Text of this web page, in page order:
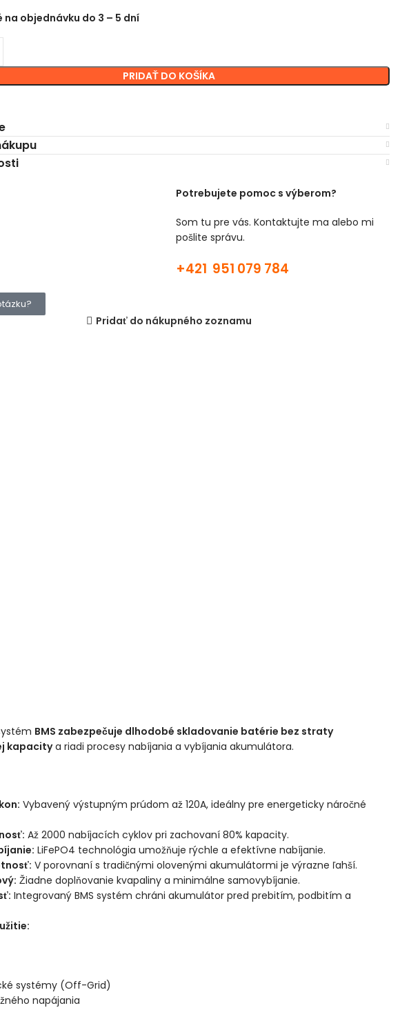
na objednávku do 3 – 5 dní
PRIDAŤ DO KOŠÍKA
Potrebujete pomoc s výberom?
Som tu pre vás. Kontaktujte ma alebo mi
pošlite správu.
+421 951 079 784
Pridať do nákupného zoznamu
BMS zabezpečuje dlhodobé skladovanie batérie bez straty
kapacitya riadi procesy nabíjania a vybíjania akumulátora.
Vybavený výstupným prúdom až 120A, ideálny pre energeticky náročné
Až 2000 nabíjacích cyklov pri zachovaní 80% kapacity.
LiFePO4 technológia umožňuje rýchle a efektívne nabíjanie.
V porovnaní s tradičnými olovenými akumulátormi je výrazne ľahší.
Žiadne doplňovanie kvapaliny a minimálne samovybíjanie.
Integrovaný BMS systém chráni akumulátor pred prebitím, podbitím a
systémy (Off-Grid)
napájania